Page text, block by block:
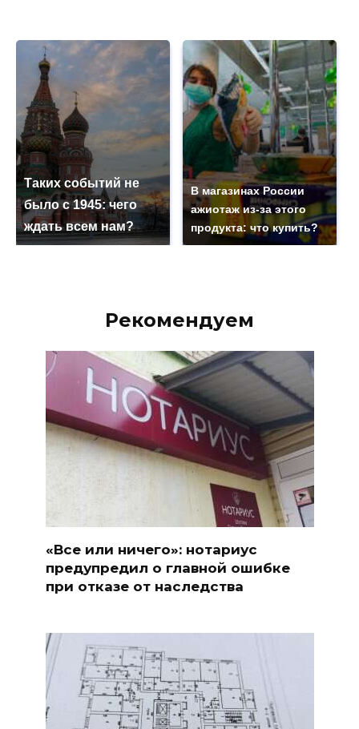
Таких событий не
было с 1945: чего
ждать всем нам?
В магазинах России
ажиотаж из-за этого
продукта: что купить?
Рекомендуем
«Все или ничего»: нотариус
предупредил о главной ошибке
при отказе от наследства